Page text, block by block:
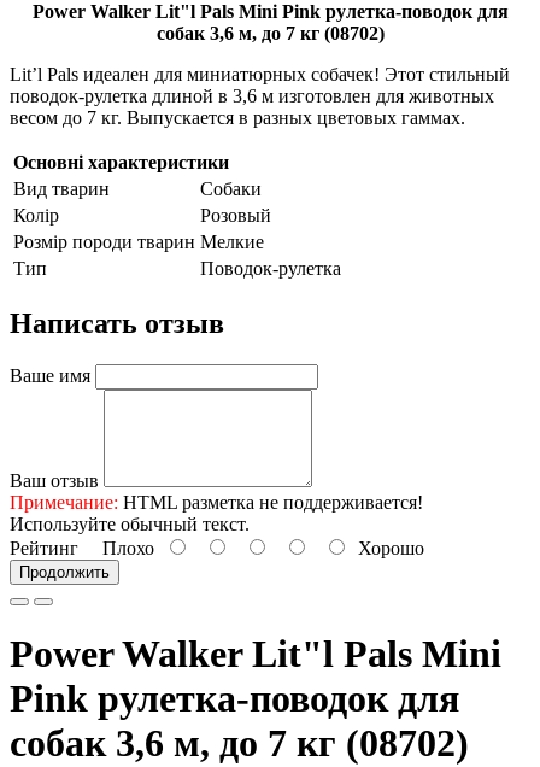
Power Walker Lit"l Pals Mini Pink рулетка-поводок для
собак 3,6 м, до 7 кг (08702)
Lit’l Pals идеален для миниатюрных собачек! Этот стильный
поводок-рулетка длиной в 3,6 м изготовлен для животных
весом до 7 кг. Выпускается в разных цветовых гаммах.
Основні характеристики
Вид тварин
Собаки
Колір
Розовый
Розмір породи тварин Мелкие
Тип
Поводок-рулетка
Написать отзыв
Ваше имя
Ваш отзыв
Примечание: HTML разметка не поддерживается!
Используйте обычный текст.
Рейтинг Плохо Хорошо
Продолжить
Power Walker Lit"l Pals Mini
Pink рулетка-поводок для
собак 3,6 м, до 7 кг (08702)